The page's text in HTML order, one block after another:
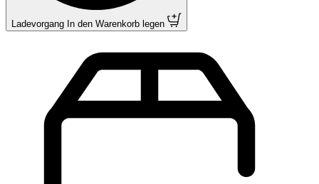
Ladevorgang In den Warenkorb legen